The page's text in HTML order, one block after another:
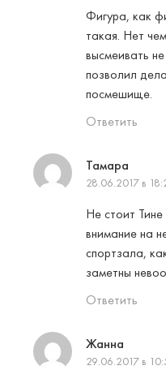
Фигура, как
такая. Нет
высмеивать
позволил
посмешище.
Ответить
Тамара
28.06.2017 в
Не стоит
внимание на
спортзала,
заметны
Ответить
Жанна
29.06.2017 в